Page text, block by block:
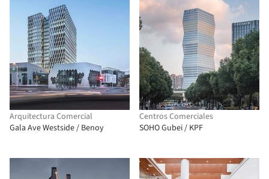
Arquitectura Comercial
Gala Ave Westside / Benoy
Centros Comerciales
SOHO Gubei / KPF